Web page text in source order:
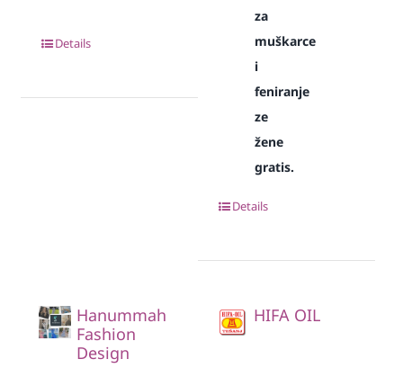
Details
za
muškarce
i
feniranje
ze
žene
gratis.
Details
Hanummah
Fashion
Design
HIFA OIL